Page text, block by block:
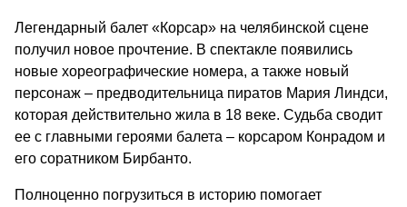
Легендарный балет «Корсар» на челябинской сцене
получил новое прочтение. В спектакле появились
новые хореографические номера, а также новый
персонаж – предводительница пиратов Мария Линдси,
которая действительно жила в 18 веке. Судьба сводит
ее с главными героями балета – корсаром Конрадом и
его соратником Бирбанто.
Полноценно погрузиться в историю помогает